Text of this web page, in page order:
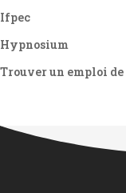
Ifpec
Hypnosium
Trouver un emploi